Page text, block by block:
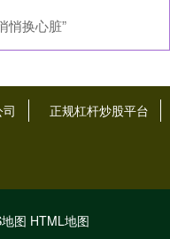
悄换心脏”
正规杠杆炒股平台
图 HTML地图